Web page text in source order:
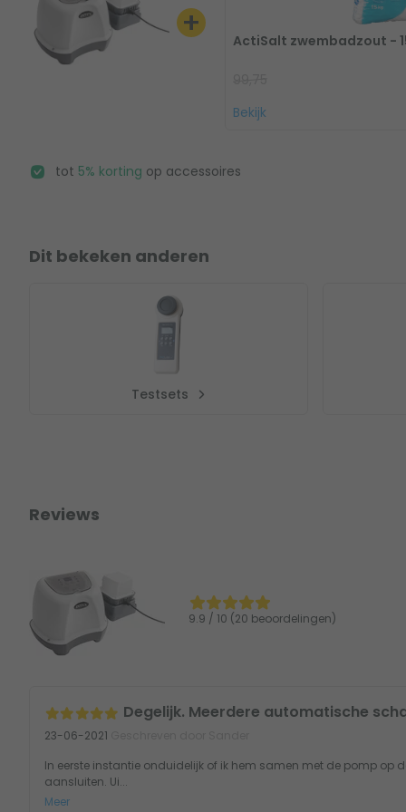
De meegeleverde aansluiting is geschikt voor zowel 32 mm
Hoeveel zwembadzout heb ik nodig?
volgende berekening aan: aantal liters water / 250 =
zwemseizoen en wanneer je het water (gedeeltelijk)
+ ActiSalt zwembadzout -
Bekijk
tot 5% korting op accessoires
Dit bekeken anderen
Testsets
Reviews
9.9 / 10 (20 beoordelingen)
Degelijk. Meerdere automatische
23-06-2021
In eerste instantie onduidelijk of ik hem samen met de pomp op
aansluiten. Ui...
Meer